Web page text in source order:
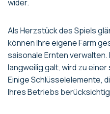
wider.
Als Herzstück des Spiels
können Ihre eigene Farm
saisonale Ernten
langweilig galt, wird zu
Einige Schlüsselelemente,
Ihres Betriebs